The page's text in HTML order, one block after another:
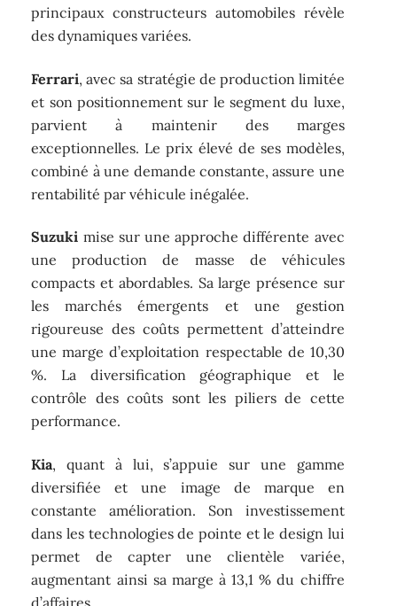
principaux constructeurs automobiles révèle
des dynamiques variées.
Ferrari, avec sa stratégie de production limitée
et son positionnement sur le segment du luxe,
parvient à maintenir des marges
exceptionnelles. Le prix élevé de ses modèles,
combiné à une demande constante, assure une
rentabilité par véhicule inégalée.
Suzuki mise sur une approche différente avec
une production de masse de véhicules
compacts et abordables. Sa large présence sur
les marchés émergents et une gestion
rigoureuse des coûts permettent d’atteindre
une marge d’exploitation respectable de 10,30
%. La diversification géographique et le
contrôle des coûts sont les piliers de cette
performance.
Kia, quant à lui, s’appuie sur une gamme
diversifiée et une image de marque en
constante amélioration. Son investissement
dans les technologies de pointe et le design lui
permet de capter une clientèle variée,
augmentant ainsi sa marge à 13,1 % du chiffre
d’affaires.